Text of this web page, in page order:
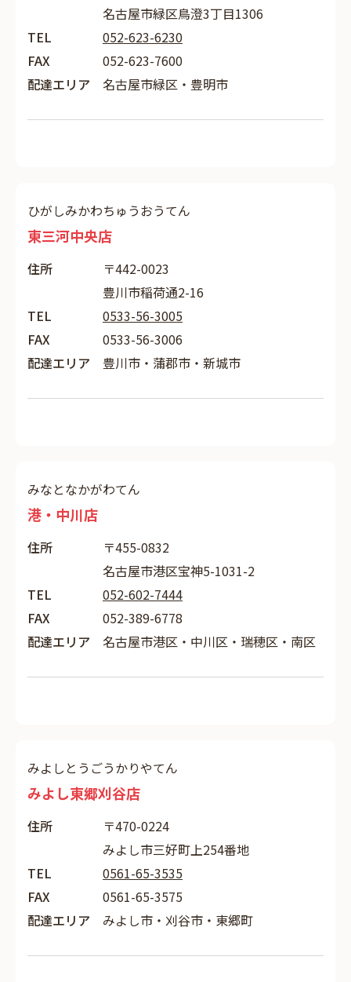
名古屋市緑区鳥澄3丁目1306
TEL
052-623-6230
FAX
052-623-7600
配達エリア
名古屋市緑区・豊明市
ひがしみかわちゅうおうてん
東三河中央店
住所
〒442-0023
豊川市稲荷通2-16
TEL
0533-56-3005
FAX
0533-56-3006
配達エリア
豊川市・蒲郡市・新城市
みなとなかがわてん
港・中川店
住所
〒455-0832
名古屋市港区宝神5-1031-2
TEL
052-602-7444
FAX
052-389-6778
配達エリア
名古屋市港区・中川区・瑞穂区・南区
みよしとうごうかりやてん
みよし東郷刈谷店
住所
〒470-0224
みよし市三好町上254番地
TEL
0561-65-3535
FAX
0561-65-3575
配達エリア
みよし市・刈谷市・東郷町